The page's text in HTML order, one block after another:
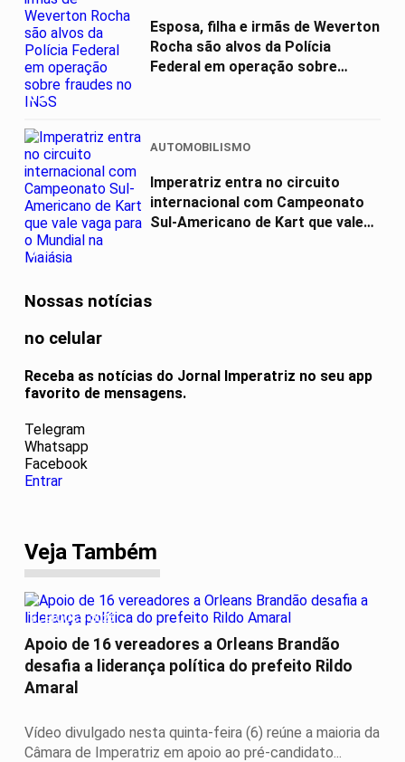
03
Esposa, filha e irmãs de Weverton
Rocha são alvos da Polícia
Federal em operação sobre
04
AUTOMOBILISMO
Imperatriz entra no circuito
internacional com Campeonato
Sul-Americano de Kart que vale
Nossas notícias
no celular
Receba as notícias do Jornal Imperatriz no seu app
favorito de mensagens.
Telegram
Whatsapp
Facebook
Entrar
Veja Também
ELEIÇÕES 2026
Apoio de 16 vereadores a Orleans Brandão
desafia a liderança política do prefeito Rildo
Amaral
Vídeo divulgado nesta quinta-feira (6) reúne a maioria da
Câmara de Imperatriz em apoio ao pré-candidato...